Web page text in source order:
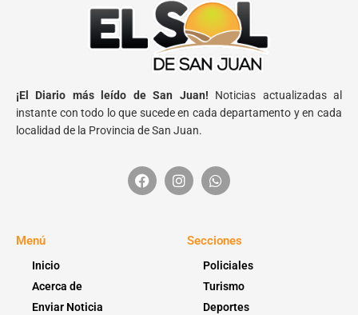
¡El Diario más leído de San Juan! Noticias actualizadas al
instante con todo lo que sucede en cada departamento y en cada
localidad de la Provincia de San Juan.
Menú
Inicio
Acerca de
Enviar Noticia
Secciones
Policiales
Turismo
Deportes